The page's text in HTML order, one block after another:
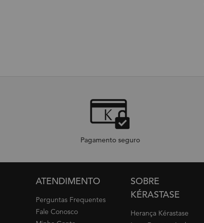
Pagamento seguro
ATENDIMENTO
Perguntas Frequentes
Fale Conosco
SOBRE
KÉRASTASE
Herança Kérastase